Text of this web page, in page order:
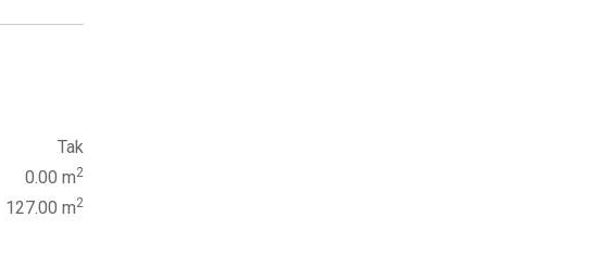
Tak
0.00 m2
127.00 m2